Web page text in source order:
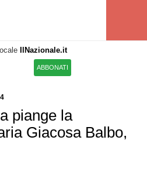
IlNazionale.it
ABBONATI
piange la
Giacosa Balbo,